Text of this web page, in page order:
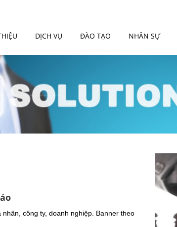
DỊCH VỤ ĐÀO TẠO NHÂN SỰ
công ty, doanh nghiệp. Banner theo